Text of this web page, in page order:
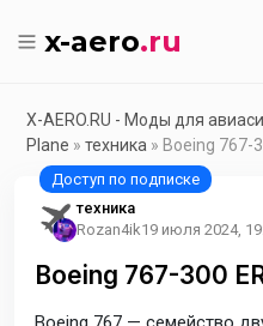
x-aero.ru
X-AERO.RU - Моды для
Plane » техника » Boeing 767-
техника
Rozan4ik19 июля 2024,
Boeing 767-300